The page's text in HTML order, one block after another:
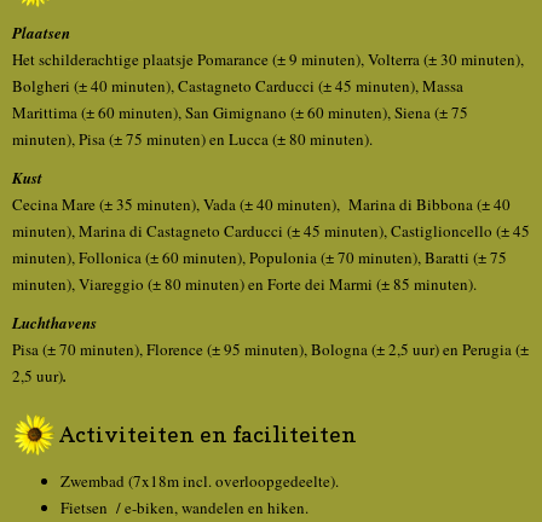
Plaatsen
Het schilderachtige plaatsje Pomarance (± 9 minuten), Volterra (± 30 minuten),
Bolgheri (± 40 minuten), Castagneto Carducci (± 45 minuten), Massa
Marittima (± 60 minuten), San Gimignano (± 60 minuten), Siena (± 75
minuten), Pisa (± 75 minuten) en Lucca (± 80 minuten).
Kust
Cecina Mare (± 35 minuten), Vada (± 40 minuten), Marina di Bibbona (± 40
minuten), Marina di Castagneto Carducci (± 45 minuten), Castiglioncello (± 45
minuten), Follonica (± 60 minuten), Populonia (± 70 minuten), Baratti (± 75
minuten), Viareggio (± 80 minuten) en Forte dei Marmi (± 85 minuten).
Luchthavens
Pisa (± 70 minuten), Florence (± 95 minuten), Bologna(± 2,5 uur)en Perugia(±
2,5 uur).
Activiteiten en faciliteiten
Zwembad (7x18m incl. overloopgedeelte).
Fietsen / e-biken, wandelen en hiken.